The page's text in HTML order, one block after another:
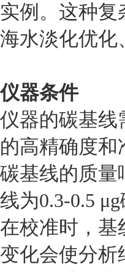
实例。这种复
海水淡化优化
仪器条件
仪器的碳基线
的高精确度和
碳基线的质量
线为0.3-0.5 μg
在校准时，基
变化会使分析